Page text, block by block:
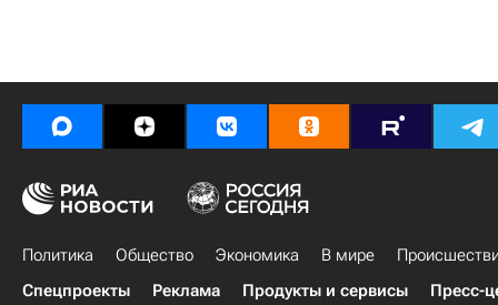
Политика Общество Экономика В мире
Спецпроекты
Реклама Продукты и сервисы Пресс-